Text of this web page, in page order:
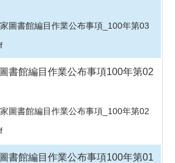
圖書館編目作業公布事項_100年第03
書館編目作業公布事項100年第02
圖書館編目作業公布事項_100年第02
書館編目作業公布事項100年第01